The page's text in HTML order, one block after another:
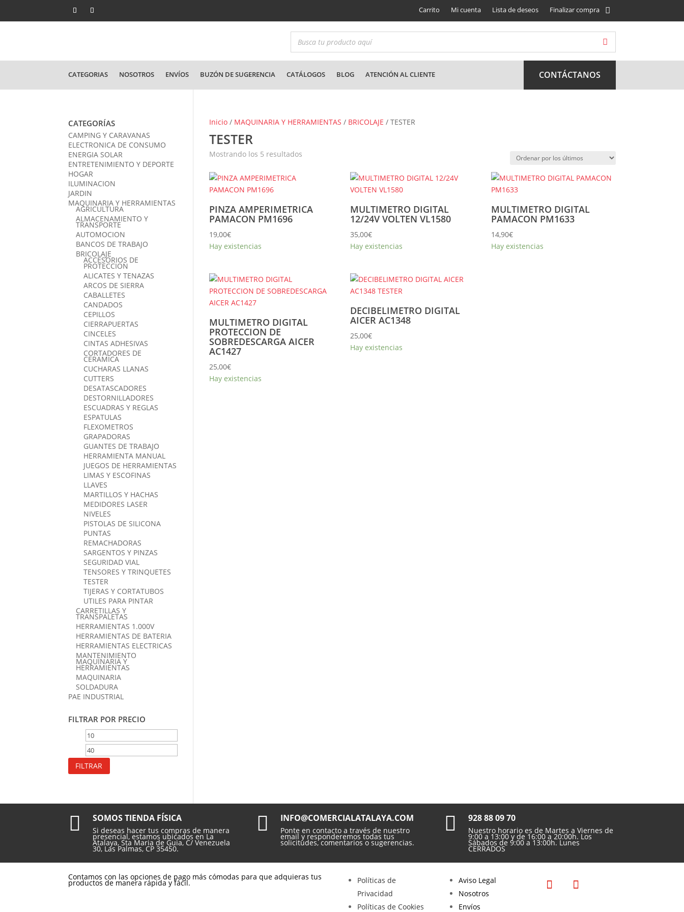
Carrito Mi cuenta Lista de deseos Finalizar compra
CATEGORIAS NOSOTROS ENVÍOS BUZÓN DE SUGERENCIA CATÁLOGOS BLOG ATENCIÓN AL CLIENTE CONTÁCTANOS
Inicio / MAQUINARIA Y HERRAMIENTAS / BRICOLAJE / TESTER
TESTER
Mostrando los 5 resultados
PINZA AMPERIMETRICA
PAMACON PM1696
19,00€
Hay existencias
MULTIMETRO DIGITAL
12/24V VOLTEN VL1580
35,00€
Hay existencias
MULTIMETRO DIGITAL
PAMACON PM1633
14,90€
Hay existencias
MULTIMETRO DIGITAL
PROTECCION DE
SOBREDESCARGA AICER
AC1427
25,00€
Hay existencias
DECIBELIMETRO DIGITAL
AICER AC1348
25,00€
Hay existencias
CATEGORÍAS
CAMPING Y CARAVANAS
ELECTRONICA DE CONSUMO
ENERGIA SOLAR
ENTRETENIMIENTO Y DEPORTE
HOGAR
ILUMINACION
JARDIN
MAQUINARIA Y HERRAMIENTAS
AGRICULTURA
ALMACENAMIENTO Y
TRANSPORTE
AUTOMOCION
BANCOS DE TRABAJO
BRICOLAJE
ACCESORIOS DE
PROTECCION
ALICATES Y TENAZAS
ARCOS DE SIERRA
CABALLETES
CANDADOS
CEPILLOS
CIERRAPUERTAS
CINCELES
CINTAS ADHESIVAS
CORTADORES DE
CERAMICA
CUCHARAS LLANAS
CUTTERS
DESATASCADORES
DESTORNILLADORES
ESCUADRAS Y REGLAS
ESPATULAS
FLEXOMETROS
GRAPADORAS
GUANTES DE TRABAJO
HERRAMIENTA MANUAL
JUEGOS DE HERRAMIENTAS
LIMAS Y ESCOFINAS
LLAVES
MARTILLOS Y HACHAS
MEDIDORES LASER
NIVELES
PISTOLAS DE SILICONA
PUNTAS
REMACHADORAS
SARGENTOS Y PINZAS
SEGURIDAD VIAL
TENSORES Y TRINQUETES
TESTER
TIJERAS Y CORTATUBOS
UTILES PARA PINTAR
CARRETILLAS Y
TRANSPALETAS
HERRAMIENTAS 1.000V
HERRAMIENTAS DE BATERIA
HERRAMIENTAS ELECTRICAS
MANTENIMIENTO
MAQUINARIA Y
HERRAMIENTAS
MAQUINARIA
SOLDADURA
PAE INDUSTRIAL
FILTRAR POR PRECIO
Precio
mínimo
FILTRAR
 SOMOS TIENDA FÍSICA
Si deseas hacer tus compras de manera
presencial, estamos ubicados en La
Atalaya, Sta Maria de Guia, C/ Venezuela
30, Las Palmas, CP 35450.
 INFO@COMERCIALATALAYA.COM
Ponte en contacto a través de nuestro
email y responderemos todas tus
solicitudes, comentarios o sugerencias.
 928 88 09 70
Nuestro horario es de Martes a Viernes de
9:00 a 13:00 y de 16:00 a 20:00h. Los
Sábados de 9:00 a 13:00h. Lunes
CERRADOS
Contamos con las opciones de pago más cómodas para que adquieras tus
productos de manera rápida y fácil.
Políticas de
Privacidad
Políticas de Cookies
Aviso Legal
Nosotros
Envíos